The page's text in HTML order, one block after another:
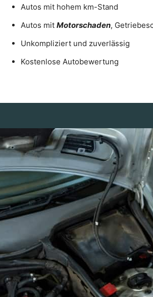
Autos mit hohem km-Stand
Autos mit Motorschaden,
Unkompliziert und zuverlässig
Kostenlose Autobewertung